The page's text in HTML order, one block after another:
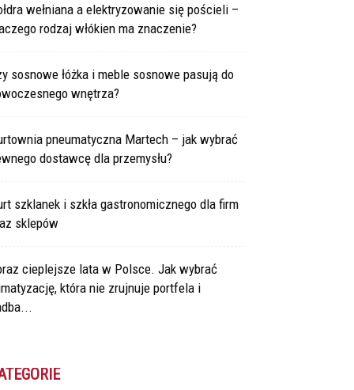
wełniana a elektryzowanie się pościeli –
rodzaj włókien ma znaczenie?
sosnowe łóżka i meble sosnowe pasują do
wnętrza?
pneumatyczna Martech – jak wybrać
dostawcę dla przemysłu?
szklanek i szkła gastronomicznego dla firm
sklepów
cieplejsze lata w Polsce. Jak wybrać
która nie zrujnuje portfela i